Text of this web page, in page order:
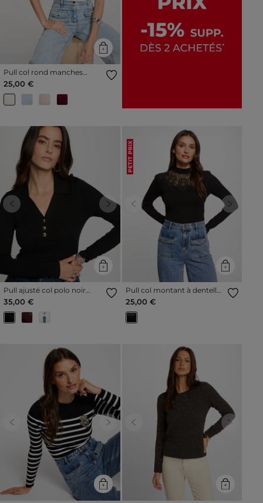
Pull col rond manches
courtes ivoire femme
25,00 €
Previous Next
Pull ajusté col polo noir
femme
35,00 €
PETIT PRIX
Previous Next
Pull col montant à dentelle
noir femme
25,00 €
Previous Next Previous Next